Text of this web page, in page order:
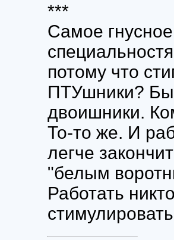
***
Самое
потому что
ПТУшники?
двоишники.
То-то же. И
легче
"белым
Работать